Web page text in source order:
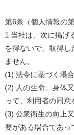
第6条（個人情報の
1 当社は、次に掲げ
を得ないで、取得
ません。
(1) 法令に基づく場合
(2) 人の生命、身体
って、利用者の同意
(3) 公衆衛生の向上
要がある場合であっ